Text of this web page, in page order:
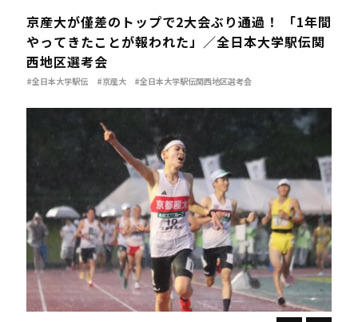
京産大が僅差のトップで2大会ぶり通過！ 「1年間
やってきたことが報われた」／全日本大学駅伝関
西地区選考会
#全日本大学駅伝 #京産大 #全日本大学駅伝関西地区選考会